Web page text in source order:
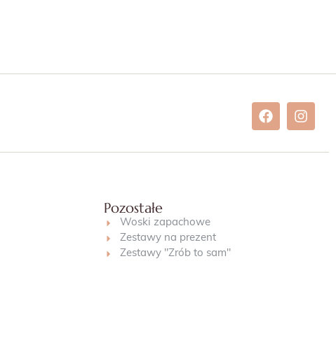
Pozostałe
Woski zapachowe
Zestawy na prezent
Zestawy "Zrób to sam"